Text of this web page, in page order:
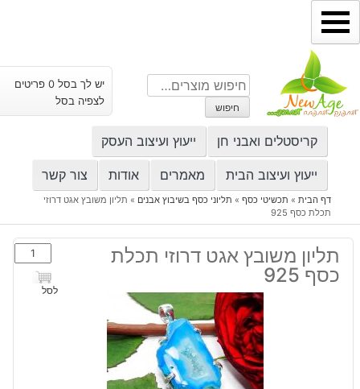
דילוג
לתוכן
חיפוש
עבור:
חיפוש
יש לך בסל 0 פריטים
לצפיה בסל
קריסטלים ואבני חן ייעוץ ועיצוב העסק
ייעוץ ועיצוב הבית מאמרים אודות צור קשר
דף הבית» תכשיטי כסף» תליוני כסף בשיבוץ אבנים » תליון משובץ אגט דרוזי
תכלת כסף 925
תליון משובץ אגט דרוזי תכלת
כסף 925
כמות
של
תליון
לסל